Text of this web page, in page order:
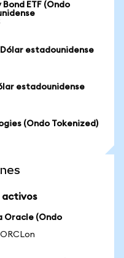
ETF (Ondo
Dólar estadounidense
estadounidense
(Ondo Tokenized)
activos
Oracle (Ondo